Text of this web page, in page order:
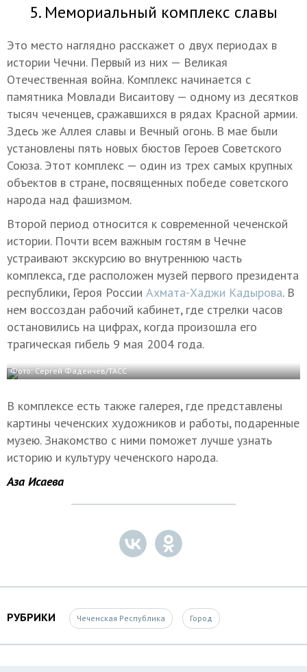
5. Мемориальный комплекс славы
Это место наглядно расскажет о двух периодах в
истории Чечни. Первый из них — Великая
Отечественная война. Комплекс начинается с
памятника Мовлади Висаитову — одному из десятков
тысяч чеченцев, сражавшихся в рядах Красной армии.
Здесь же Аллея славы и Вечный огонь. В мае были
установлены пять новых бюстов Героев Советского
Союза. Этот комплекс — один из трех самых крупных
объектов в стране, посвященных победе советского
народа над фашизмом.
Второй период относится к современной чеченской
истории. Почти всем важным гостям в Чечне
устраивают экскурсию во внутреннюю часть
комплекса, где расположен музей первого президента
республики, Героя России Ахмата-Хаджи Кадырова. В
нем воссоздан рабочий кабинет, где стрелки часов
остановились на цифрах, когда произошла его
трагическая гибель 9 мая 2004 года.
Фото: Сергей Фадеичев/ТАСС
В комплексе есть также галерея, где представлены
картины чеченских художников и работы, подаренные
музею. Знакомство с ними поможет лучше узнать
историю и культуру чеченского народа.
Аза Исаева
РУБРИКИ Чеченская Республика Город